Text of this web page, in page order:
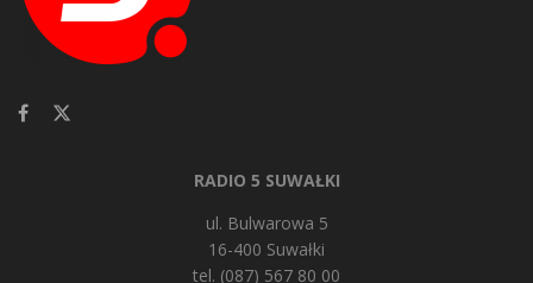
RADIO 5 SUWAŁKI
ul. Bulwarowa 5
16-400 Suwałki
tel. (087) 567 80 00